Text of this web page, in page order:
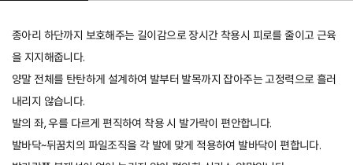
종아리 하단까지 보호해주는 길이감으로 장시간 착용시 피로를 줄이고 근육
을 지지해줍니다.
양말 전체를 탄탄하게 설계하여 발부터 발목까지 잡아주는 고정력으로 흘러
내리지 않습니다.
발의 좌, 우를 다르게 편직하여 착용 시 발가락이 편안합니다.
발바닥~뒤꿈치의 파일조직을 각 발에 맞게 적용하여 발바닥이 편합니다.